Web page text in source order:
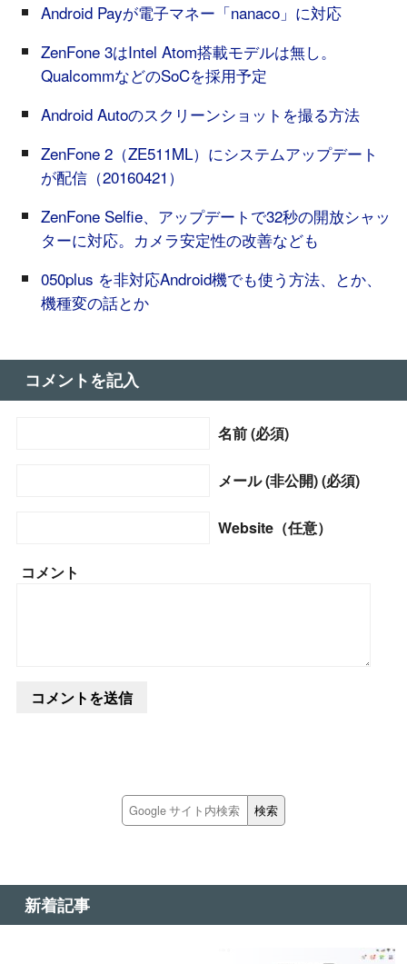
Android Payが電子マネー「nanaco」に対応
ZenFone 3はIntel Atom搭載モデルは無し。
QualcommなどのSoCを採用予定
Android Autoのスクリーンショットを撮る方法
ZenFone 2（ZE511ML）にシステムアップデート
が配信（20160421）
ZenFone Selfie、アップデートで32秒の開放シャッ
ターに対応。カメラ安定性の改善なども
050plus を非対応Android機でも使う方法、とか、
機種変の話とか
コメントを記入
名前 (必須)
メール (非公開) (必須)
Website（任意）
コメント
新着記事